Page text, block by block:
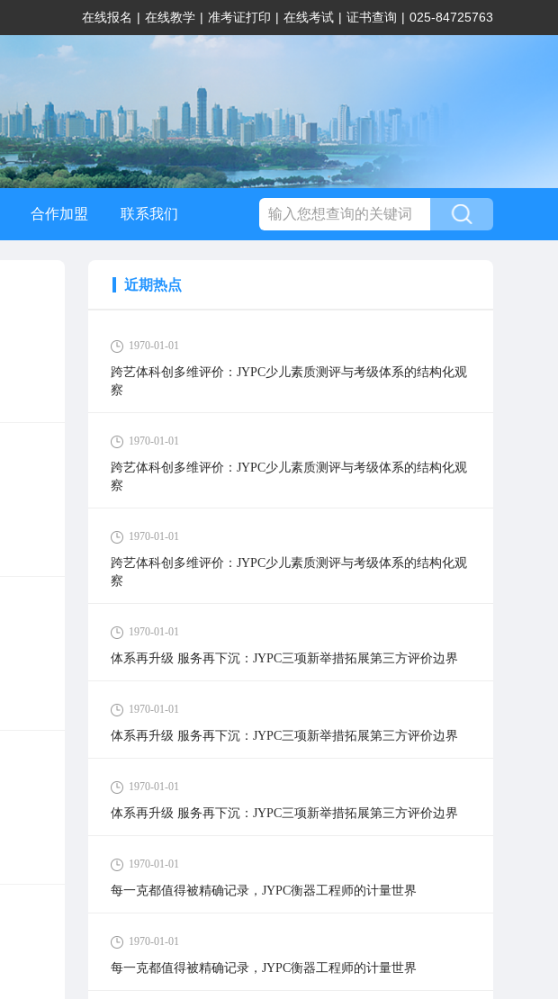
在线报名 | 在线教学 | 准考证打印 | 在线考试 | 证书查询 | 025-84725763
合作加盟 联系我们
近期热点
1970-01-01
跨艺体科创多维评价：JYPC少儿素质测评与考级体系的结构化观
察
1970-01-01
跨艺体科创多维评价：JYPC少儿素质测评与考级体系的结构化观
察
1970-01-01
跨艺体科创多维评价：JYPC少儿素质测评与考级体系的结构化观
察
1970-01-01
体系再升级 服务再下沉：JYPC三项新举措拓展第三方评价边界
1970-01-01
体系再升级 服务再下沉：JYPC三项新举措拓展第三方评价边界
1970-01-01
体系再升级 服务再下沉：JYPC三项新举措拓展第三方评价边界
1970-01-01
每一克都值得被精确记录，JYPC衡器工程师的计量世界
1970-01-01
每一克都值得被精确记录，JYPC衡器工程师的计量世界